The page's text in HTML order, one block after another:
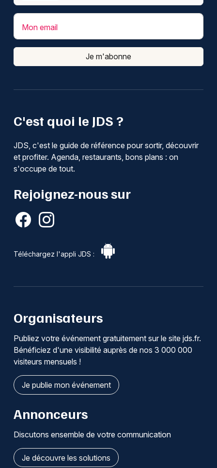
C'est quoi le JDS ?
JDS, c'est le guide de référence pour sortir, découvrir
et profiter. Agenda, restaurants, bons plans : on
s'occupe de tout.
Rejoignez-nous sur
Téléchargez l'appli JDS :
Mon email
Je m'abonne
Organisateurs
Publiez votre événement gratuitement sur le site jds.fr.
Bénéficiez d'une visibilité auprès de nos 3 000 000
visiteurs mensuels !
Je publie mon événement
Annonceurs
Discutons ensemble de votre communication
Je découvre les solutions